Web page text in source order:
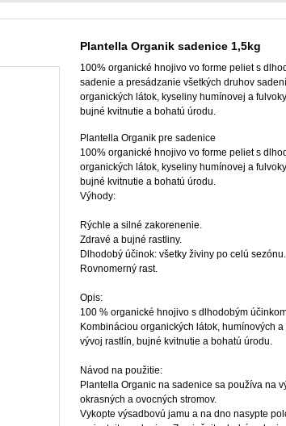
Plantella Organik sadenice 1,5kg
100% organické hnojivo vo forme peliet s
sadenie a presádzanie všetkých druhov
organických látok, kyseliny humínovej a
bujné kvitnutie a bohatú úrodu.
Plantella Organik pre sadenice
100% organické hnojivo vo forme peliet s
organických látok, kyseliny humínovej a
bujné kvitnutie a bohatú úrodu.
Výhody:
Rýchle a silné zakorenenie.
Zdravé a bujné rastliny.
Dlhodobý účinok: všetky živiny po celú sezónu.
Rovnomerný rast.
Opis:
100 % organické hnojivo s dlhodobým
Kombináciou organických látok, humínových
vývoj rastlín, bujné kvitnutie a bohatú úrodu.
Návod na použitie:
Plantella Organic na sadenice sa používa na
okrasných a ovocných stromov.
Vykopte výsadbovú jamu a na dno nasypte